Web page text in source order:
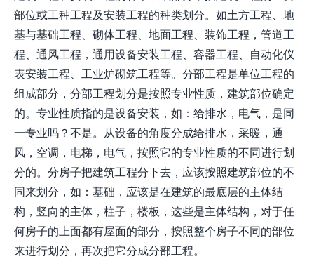
部位或工种工程及安装工程的种类划分。如土方工程、地
基与基础工程、砌体工程、地面工程、装饰工程，管道工
程、通风工程，通用设备安装工程、容器工程、自动化仪
表安装工程、工业炉砌筑工程等。分部工程是单位工程的
组成部分，分部工程划分是按照专业性质，建筑部位确定
的。专业性质指的是设备安装，如：给排水，电气，是同
一专业吗？不是。从设备的角度分成给排水，采暖，通
风，空调，电梯，电气，按照它的专业性质的不同进行划
分的。分房子把建筑工程分下去，应该按照建筑部位的不
同来划分，如：基础，应该是在建筑的最底层的主体结
构，竖向的主体，柱子，楼板，这些是主体结构，对于任
何房子的上面都有屋面的部分，按照整个房子不同的部位
来进行划分，再次把它分成分部工程。